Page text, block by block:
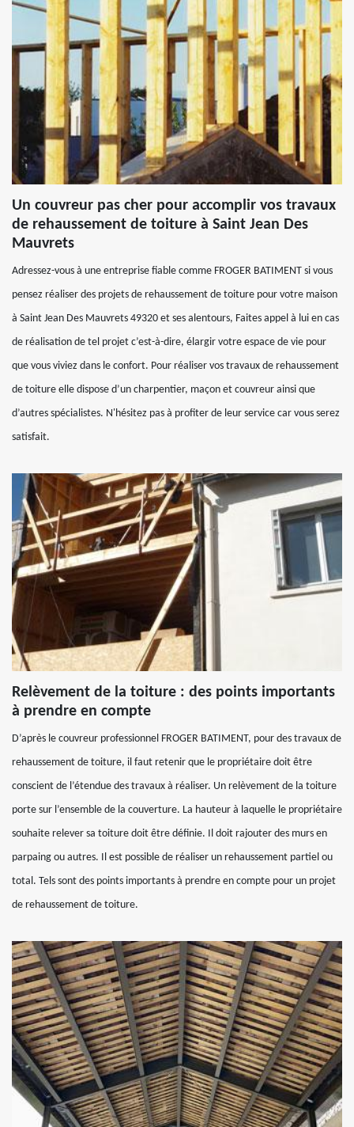
Un couvreur pas cher pour accomplir vos travaux
de rehaussement de toiture à Saint Jean Des
Mauvrets
Adressez-vous à une entreprise fiable comme FROGER BATIMENT si vous
pensez réaliser des projets de rehaussement de toiture pour votre maison
à Saint Jean Des Mauvrets 49320 et ses alentours, Faites appel à lui en cas
de réalisation de tel projet c’est-à-dire, élargir votre espace de vie pour
que vous viviez dans le confort. Pour réaliser vos travaux de rehaussement
de toiture elle dispose d’un charpentier, maçon et couvreur ainsi que
d’autres spécialistes. N'hésitez pas à profiter de leur service car vous serez
satisfait.
Relèvement de la toiture : des points importants
à prendre en compte
D’après le couvreur professionnel FROGER BATIMENT, pour des travaux de
rehaussement de toiture, il faut retenir que le propriétaire doit être
conscient de l’étendue des travaux à réaliser. Un relèvement de la toiture
porte sur l’ensemble de la couverture. La hauteur à laquelle le propriétaire
souhaite relever sa toiture doit être définie. Il doit rajouter des murs en
parpaing ou autres. Il est possible de réaliser un rehaussement partiel ou
total. Tels sont des points importants à prendre en compte pour un projet
de rehaussement de toiture.